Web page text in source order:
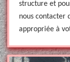
structure et
nous contacter
appropriée à